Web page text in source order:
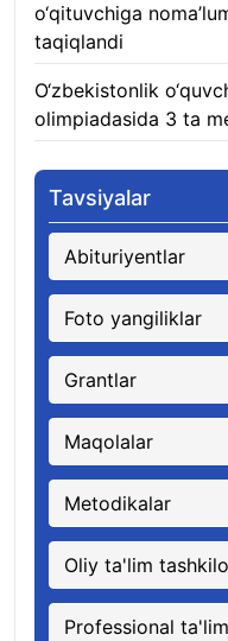
o‘qituvchiga
taqiqlandi
O‘zbekistonlik
olimpiadasida 3 ta
Tavsiyalar
Abituriyentlar
Foto yangiliklar
Grantlar
Maqolalar
Metodikalar
Oliy ta'lim
Professional